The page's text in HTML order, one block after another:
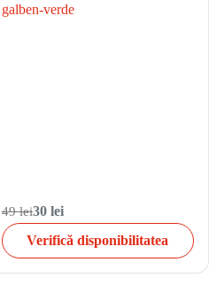
galben-verde
49 lei30 lei
Verifică disponibilitatea